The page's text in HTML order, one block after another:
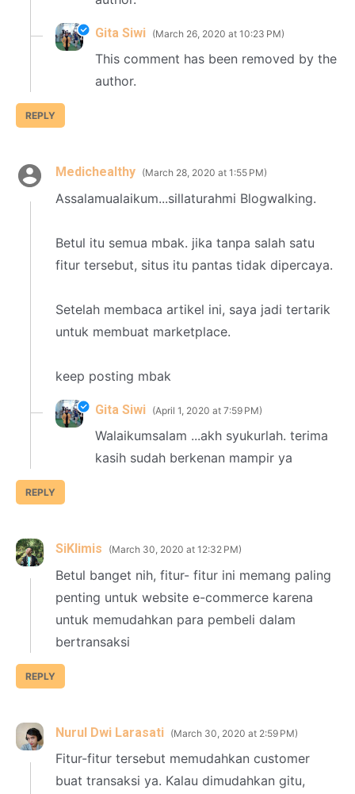
REPLY
Gita Siwi March 26, 2020 at 10:23 PM
This comment has been removed by the
author.
Medichealthy March 28, 2020 at 1:55 PM
Assalamualaikum...sillaturahmi Blogwalking.
Betul itu semua mbak. jika tanpa salah satu
fitur tersebut, situs itu pantas tidak dipercaya.
Setelah membaca artikel ini, saya jadi tertarik
untuk membuat marketplace.
keep posting mbak
REPLY
Gita Siwi April 1, 2020 at 7:59 PM
Walaikumsalam ...akh syukurlah. terima
kasih sudah berkenan mampir ya
SiKlimis March 30, 2020 at 12:32 PM
Betul banget nih, fitur- fitur ini memang paling
penting untuk website e-commerce karena
untuk memudahkan para pembeli dalam
bertransaksi
REPLY
Nurul Dwi Larasati March 30, 2020 at 2:59 PM
Fitur-fitur tersebut memudahkan customer
buat transaksi ya. Kalau dimudahkan gitu,